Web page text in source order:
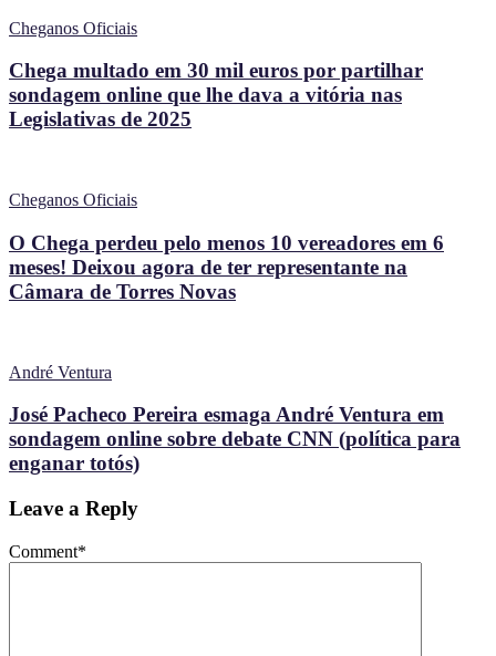
Cheganos Oficiais
Chega multado em 30 mil euros por partilhar
sondagem online que lhe dava a vitória nas
Legislativas de 2025
Cheganos Oficiais
O Chega perdeu pelo menos 10 vereadores em 6
meses! Deixou agora de ter representante na
Câmara de Torres Novas
André Ventura
José Pacheco Pereira esmaga André Ventura em
sondagem online sobre debate CNN (política para
enganar totós)
Leave a Reply
Comment*